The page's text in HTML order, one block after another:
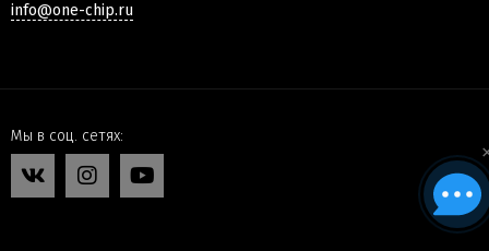
info@one-chip.ru
Мы в соц. сетях